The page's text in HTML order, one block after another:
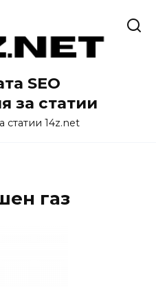
SEO
за статии
статии 14z.net
газ